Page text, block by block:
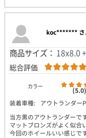
koc******* さ
商品サイズ： 18x8.0
総合評価
カラー (5.0)
装着車種:
アウトランダ
当方黒のアウトランダーで
マットブロンズがよく似合
今回のホイールいい感じで